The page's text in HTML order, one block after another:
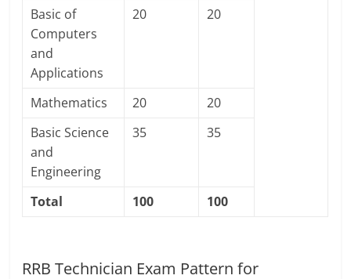
Basic of
Computers
and
Applications
20 20
Mathematics 20
20
Basic Science
and
Engineering
35 35
Total 100 100
RRB Technician Exam Pattern for